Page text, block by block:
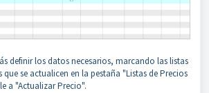
definir los datos necesarios, marcando las listas
que se actualicen en la pestaña "Listas de Precios
a "Actualizar Precio".